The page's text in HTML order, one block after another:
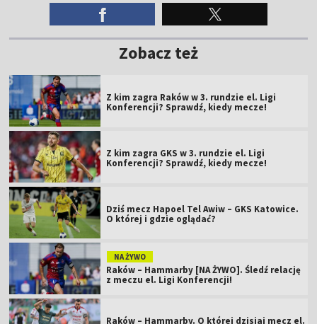
Zobacz też
Z kim zagra Raków w 3. rundzie el. Ligi
Konferencji? Sprawdź, kiedy mecze!
Z kim zagra GKS w 3. rundzie el. Ligi
Konferencji? Sprawdź, kiedy mecze!
Dziś mecz Hapoel Tel Awiw – GKS Katowice.
O której i gdzie oglądać?
NA ŻYWO
Raków – Hammarby [NA ŻYWO]. Śledź relację
z meczu el. Ligi Konferencji!
Raków – Hammarby. O której dzisiaj mecz el.